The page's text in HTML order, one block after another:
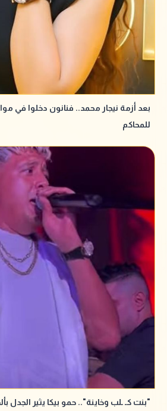
بعد أزمة نيجار محمد.. فنانون دخلوا في
للمحاكم
"بنت كـ ـلب وخاينة".. حمو بيكا يثير الجدل